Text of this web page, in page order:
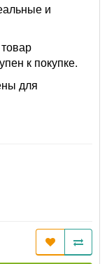
и
к покупке.
для